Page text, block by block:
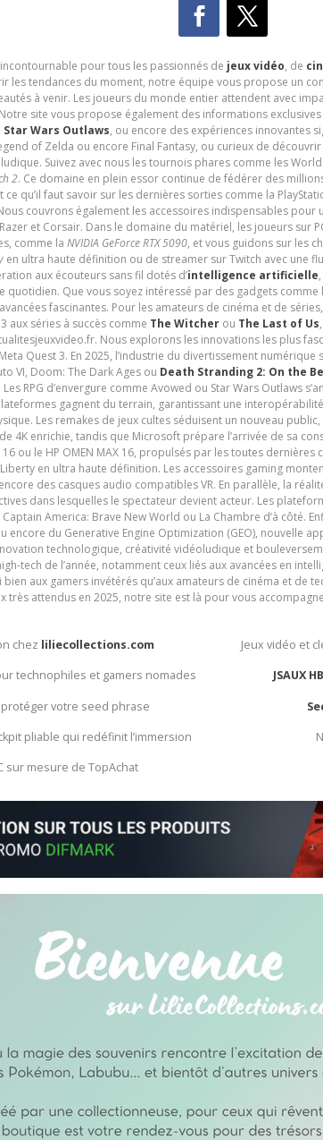
pour tous les passionnés de jeux vidéo, de
les tendances du moment, notre équipe vous propose un
à venir. Les joueurs du monde entier attendent avec
site vous propose également des informations
Star Wars Outlaws, ou encore des expériences innovantes
of Zelda ou encore Final Fantasy, ou curieux de
Suivez avec nous les tournois phares comme les
2. Ce domaine en plein essor continue de fédérer des
qu’il faut savoir sur les dernières sorties comme la
couvrons également les accessoires indispensables
et Corsair. Dans le domaine du matériel, les joueurs sur
comme la NVIDIA GeForce RTX 5090, et vous guidons sur les
en ultra haute définition ou de streamer sur Twitch avec une
aux écouteurs sans fil dotés d’intelligence artificielle
Que vous soyez intéressé par des gadgets comme
fascinantes. Pour les amateurs de cinéma et de
aux séries à succès comme The Witcherou The Last of Us
Nous explorons les innovations les plus
Quest 3. En 2025, l’industrie du divertissement
VI, Doom: The Dark Ages ou Death Stranding 2: On the
RPG d’envergure comme Avowed ou Star Wars Outlaws
gagnent du terrain, garantissant une
Les remakes de jeux cultes séduisent un nouveau
4K enrichie, tandis que Microsoft prépare l’arrivée de sa
ou le HP OMEN MAX 16, propulsés par les toutes
en ultra haute définition. Les accessoires gaming
des casques audio compatibles VR. En parallèle, la
dans lesquelles le spectateur devient acteur. Les
America: Brave New World ou La Chambre d’à côté.
du Generative Engine Optimization (GEO), nouvelle
technologique, créativité vidéoludique et
tech de l’année, notamment ceux liés aux avancées en
bien aux gamers invétérés qu’aux amateurs de cinéma et
très attendus en 2025, notre site est là pour vous
chez liliecollections.com
technophiles et gamers nomades
votre seed phrase
pliable qui redéfinit l’immersion
sur mesure de TopAchat
Jeux vidéo et
JSAUX